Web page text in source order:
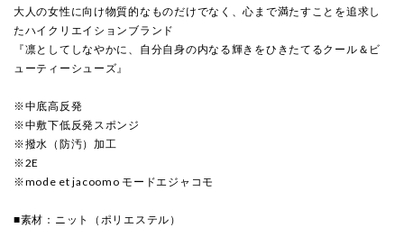
大人の女性に向け物質的なものだけでなく、心まで満たすことを追求し
たハイクリエイションブランド
『凛としてしなやかに、自分自身の内なる輝きをひきたてるクール＆ビ
ューティーシューズ』
※中底高反発
※中敷下低反発スポンジ
※撥水（防汚）加工
※2E
※mode et jacoomo モードエジャコモ
■素材：ニット（ポリエステル）